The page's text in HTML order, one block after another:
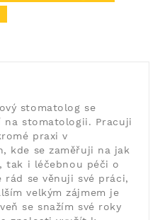
stomatolog se
na stomatologii. Pracuji
praxi v
kde se zaměřuji na jak
tak i léčebnou péči o
rád se věnuji své práci,
velkým zájmem je
se snažím své roky